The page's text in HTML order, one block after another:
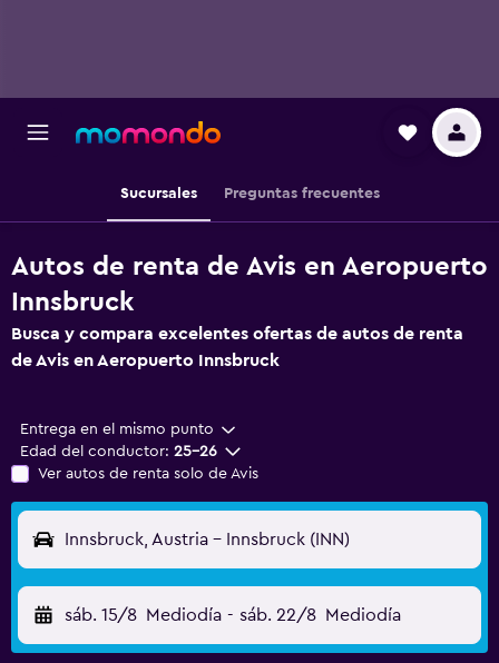
Sucursales Preguntas frecuentes
Autos de renta de Avis en Aeropuerto
Innsbruck
Busca y compara excelentes ofertas de autos de renta
de Avis en Aeropuerto Innsbruck
Entrega en el mismo punto
Edad del conductor: 25-26
Ver autos de renta solo de Avis
Innsbruck, Austria - Innsbruck (INN)
sáb. 15/8 Mediodía - sáb. 22/8 Mediodía